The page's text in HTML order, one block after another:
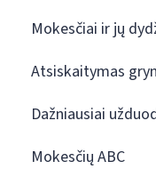
Mokesčiai ir jų
Atsiskaitymas
Dažniausiai
Mokesčių ABC